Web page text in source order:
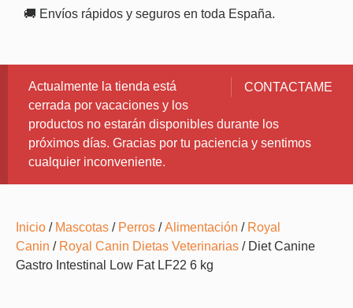
🚚 Envíos rápidos y seguros en toda España.
CONTACTAME
Actualmente la tienda está
cerrada por vacaciones y los
productos no estarán disponibles durante los
próximos días. Gracias por tu paciencia y sentimos
cualquier inconveniente.
Inicio / Mascotas / Perros /Alimentación / Royal
Canin / Royal Canin Dietas Veterinarias / Diet Canine
Gastro Intestinal Low Fat LF22 6 kg